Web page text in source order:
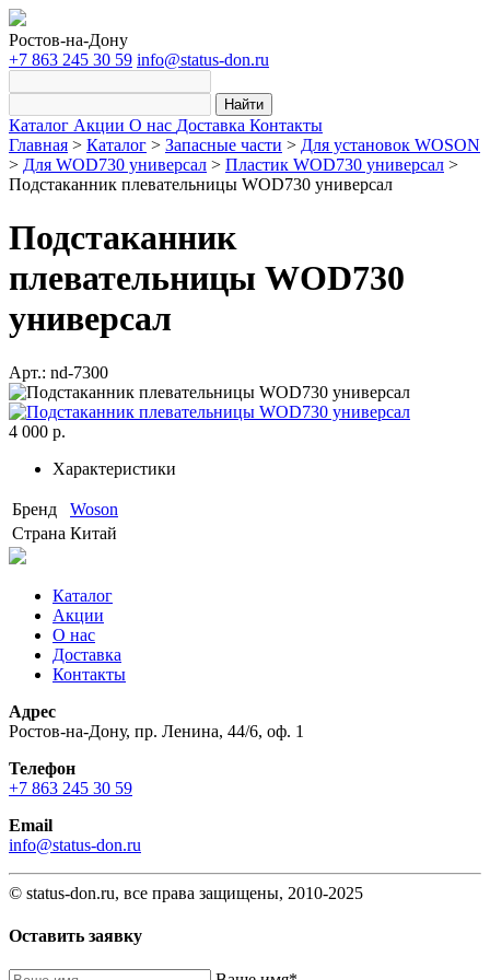
Ростов-на-Дону
+7 863 245 30 59 info@status-don.ru
Найти
Каталог Акции О нас Доставка Контакты
Главная > Каталог > Запасные части > Для установок WOSON
> Для WOD730 универсал > Пластик WOD730 универсал >
Подстаканник плевательницы WOD730 универсал
Подстаканник
плевательницы WOD730
универсал
Арт.: nd-7300
4 000 р.
Характеристики
Бренд
Woson
Страна Китай
Каталог
Акции
О нас
Доставка
Контакты
Адрес
Ростов-на-Дону, пр. Ленина, 44/6, оф. 1
Телефон
+7 863 245 30 59
Email
info@status-don.ru
© status-don.ru, все права защищены, 2010-2025
Оставить заявку